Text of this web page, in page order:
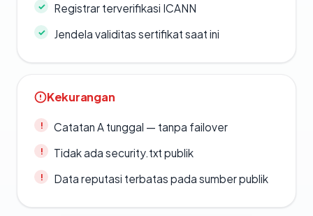
Registrar terverifikasi ICANN
Jendela validitas sertifikat saat ini
Kekurangan
Catatan A tunggal — tanpa failover
Tidak ada security.txt publik
Data reputasi terbatas pada sumber publik